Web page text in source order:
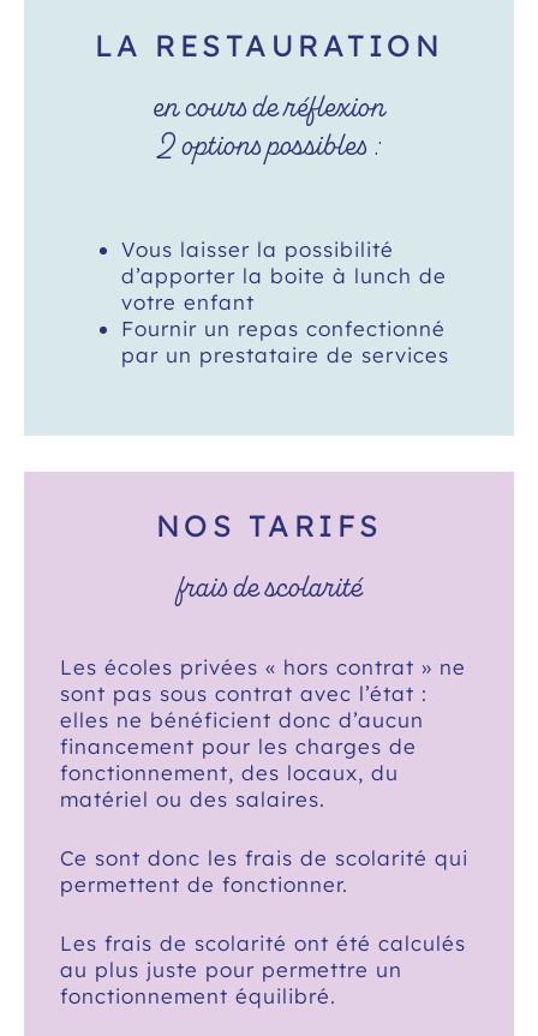
LA RESTAURATION
en cours de réflexion
2 options possibles :
Vous laisser la possibilité
d’apporter la boite à lunch de
votre enfant
Fournir un repas confectionné
par un prestataire de services
NOS TARIFS
frais de scolarité
Les écoles privées « hors contrat » ne
sont pas sous contrat avec l’état :
elles ne bénéficient donc d’aucun
financement pour les charges de
fonctionnement, des locaux, du
matériel ou des salaires.
Ce sont donc les frais de scolarité qui
permettent de fonctionner.
Les frais de scolarité ont été calculés
au plus juste pour permettre un
fonctionnement équilibré.